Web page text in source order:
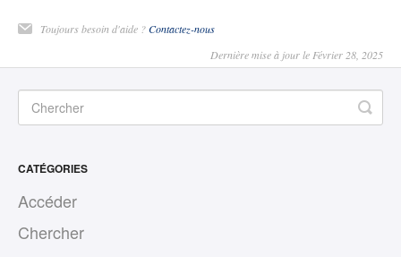
Toujours besoin d'aide ?Contactez-nous
Dernière mise à jour le Février 28, 2025
CATÉGORIES
Accéder
Chercher